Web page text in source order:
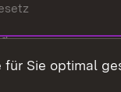
für Sie optimal